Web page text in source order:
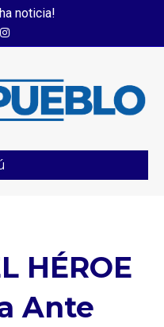
noticia!
Instagram
HÉROE
Ante